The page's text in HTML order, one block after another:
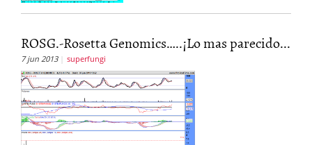
ROSG.-Rosetta Genomics…..¡Lo mas parecido...
7 jun 2013 superfungi